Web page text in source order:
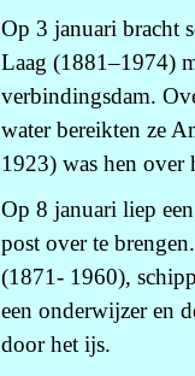
Op 3 januari bracht
Laag (1881–1974)
verbindingsdam.
water bereikten ze
1923) was hen over
Op 8 januari liep
post over te
(1871- 1960),
een onderwijzer en
door het ijs.